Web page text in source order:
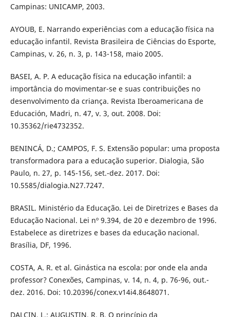
Campinas: UNICAMP, 2003.
AYOUB, E. Narrando experiências com a educação física na
educação infantil. Revista Brasileira de Ciências do Esporte,
Campinas, v. 26, n. 3, p. 143-158, maio 2005.
BASEI, A. P. A educação física na educação infantil: a
importância do movimentar-se e suas contribuições no
desenvolvimento da criança. Revista Iberoamericana de
Educación, Madri, n. 47, v. 3, out. 2008. Doi:
10.35362/rie4732352.
BENINCÁ, D.; CAMPOS, F. S. Extensão popular: uma proposta
transformadora para a educação superior. Dialogia, São
Paulo, n. 27, p. 145-156, set.-dez. 2017. Doi:
10.5585/dialogia.N27.7247.
BRASIL. Ministério da Educação. Lei de Diretrizes e Bases da
Educação Nacional. Lei nº 9.394, de 20 e dezembro de 1996.
Estabelece as diretrizes e bases da educação nacional.
Brasília, DF, 1996.
COSTA, A. R. et al. Ginástica na escola: por onde ela anda
professor? Conexões, Campinas, v. 14, n. 4, p. 76-96, out.-
dez. 2016. Doi: 10.20396/conex.v14i4.8648071.
DALCIN, L.; AUGUSTIN, R. B. O princípio da